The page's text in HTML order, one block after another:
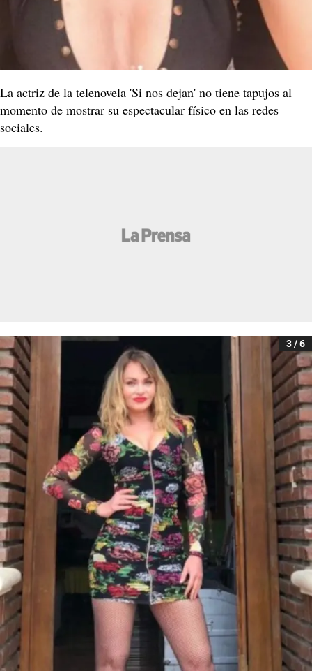
La actriz de la telenovela 'Si nos dejan' no tiene tapujos al
momento de mostrar su espectacular físico en las redes
sociales.
3 / 6